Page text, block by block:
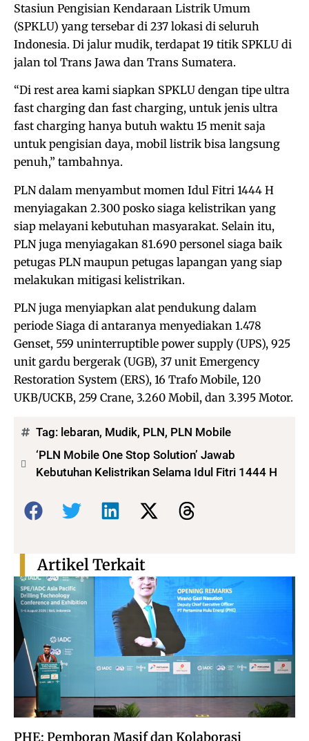
Stasiun Pengisian Kendaraan Listrik Umum
(SPKLU) yang tersebar di 237 lokasi di seluruh
Indonesia. Di jalur mudik, terdapat 19 titik SPKLU di
jalan tol Trans Jawa dan Trans Sumatera.
“Di rest area kami siapkan SPKLU dengan tipe ultra
fast charging dan fast charging, untuk jenis ultra
fast charging hanya butuh waktu 15 menit saja
untuk pengisian daya, mobil listrik bisa langsung
penuh,” tambahnya.
PLN dalam menyambut momen Idul Fitri 1444 H
menyiagakan 2.300 posko siaga kelistrikan yang
siap melayani kebutuhan masyarakat. Selain itu,
PLN juga menyiagakan 81.690 personel siaga baik
petugas PLN maupun petugas lapangan yang siap
melakukan mitigasi kelistrikan.
PLN juga menyiapkan alat pendukung dalam
periode Siaga di antaranya menyediakan 1.478
Genset, 559 uninterruptible power supply (UPS), 925
unit gardu bergerak (UGB), 37 unit Emergency
Restoration System (ERS), 16 Trafo Mobile, 120
UKB/UCKB, 259 Crane, 3.260 Mobil, dan 3.395 Motor.
Tag: lebaran, Mudik, PLN, PLN Mobile
‘PLN Mobile One Stop Solution’ Jawab
Kebutuhan Kelistrikan Selama Idul Fitri 1444 H
Bagikan:
PHE: Pemboran Masif dan Kolaborasi
Artikel Terkait